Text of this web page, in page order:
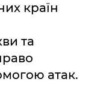
країн
та
атак.